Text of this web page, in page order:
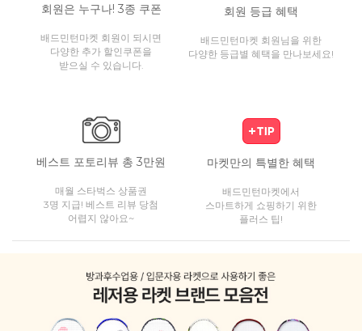
회원은 누구나! 3종 쿠폰
배드민턴마켓 회원이 되시면
다양한 추가 할인쿠폰을
받으실 수 있습니다.
회원 등급 혜택
배드민턴마켓 회원님을 위한
다양한 등급별 혜택을 만나보세요!
베스트 포토리뷰 총 3만원
매월 스타벅스 상품권
3명 지급! 베스트 리뷰 당첨
어렵지 않아요~
마켓만의 특별한 혜택
배드민턴마켓에서
스마트하게 쇼핑하기 위한
플러스 팁!